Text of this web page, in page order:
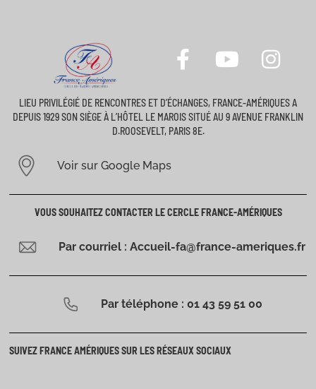
LIEU PRIVILÉGIÉ DE RENCONTRES ET D’ÉCHANGES, FRANCE-AMÉRIQUES A
DEPUIS 1929 SON SIÈGE À L’HÔTEL LE MAROIS SITUÉ AU 9 AVENUE FRANKLIN
D.ROOSEVELT, PARIS 8E.
Voir sur Google Maps
VOUS SOUHAITEZ CONTACTER LE CERCLE FRANCE-AMÉRIQUES
Par courriel : Accueil-fa@france-ameriques.fr
Par téléphone : 01 43 59 51 00
SUIVEZ FRANCE AMÉRIQUES SUR LES RÉSEAUX SOCIAUX